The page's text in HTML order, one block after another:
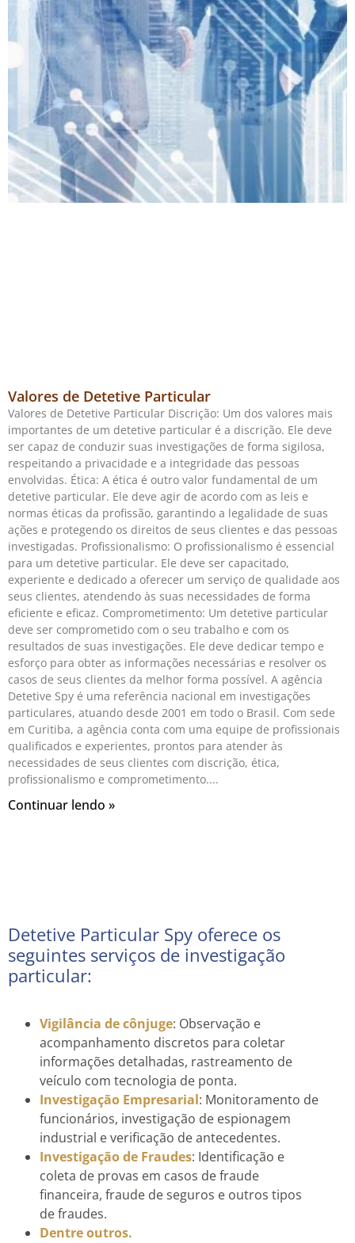
Valores de Detetive Particular
Valores de Detetive Particular Discrição: Um dos valores mais
importantes de um detetive particular é a discrição. Ele deve
ser capaz de conduzir suas investigações de forma sigilosa,
respeitando a privacidade e a integridade das pessoas
envolvidas. Ética: A ética é outro valor fundamental de um
detetive particular. Ele deve agir de acordo com as leis e
normas éticas da profissão, garantindo a legalidade de suas
ações e protegendo os direitos de seus clientes e das pessoas
investigadas. Profissionalismo: O profissionalismo é essencial
para um detetive particular. Ele deve ser capacitado,
experiente e dedicado a oferecer um serviço de qualidade aos
seus clientes, atendendo às suas necessidades de forma
eficiente e eficaz. Comprometimento: Um detetive particular
deve ser comprometido com o seu trabalho e com os
resultados de suas investigações. Ele deve dedicar tempo e
esforço para obter as informações necessárias e resolver os
casos de seus clientes da melhor forma possível. A agência
Detetive Spy é uma referência nacional em investigações
particulares, atuando desde 2001 em todo o Brasil. Com sede
em Curitiba, a agência conta com uma equipe de profissionais
qualificados e experientes, prontos para atender às
necessidades de seus clientes com discrição, ética,
profissionalismo e comprometimento.
Continuar lendo »
Detetive Particular Spy oferece os
seguintes serviços de investigação
particular:
Vigilância de cônjuge: Observação e
acompanhamento discretos para coletar
informações detalhadas, rastreamento de
veículo com tecnologia de ponta.
Investigação Empresarial: Monitoramento de
funcionários, investigação de espionagem
industrial e verificação de antecedentes.
Investigação de Fraudes: Identificação e
coleta de provas em casos de fraude
financeira, fraude de seguros e outros tipos
de fraudes.
Dentre outros.